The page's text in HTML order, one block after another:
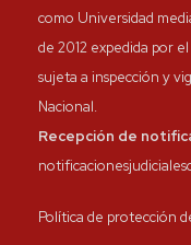
como Universidad
de 2012 expedida por
sujeta a inspección y
Nacional.
Recepción de
Política de protección